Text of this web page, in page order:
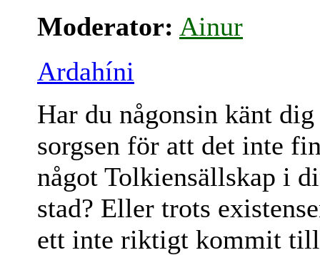
Moderator: Ainur
Ardahíni
Har du någonsin känt dig
sorgsen för att det inte
något Tolkiensällskap i
stad? Eller trots
ett inte riktigt kommit